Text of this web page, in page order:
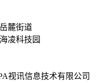
麓街道
凌科技园
视讯信息技术有限公司